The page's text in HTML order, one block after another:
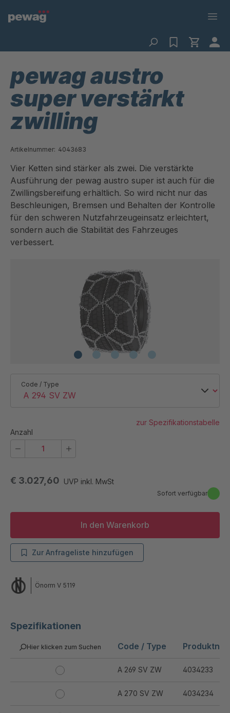
Spezifikationen
Hier klicken zum Suchen Code / Type
A 269 SV ZW 4034233
A 270 SV ZW 4034234
pewag austro
super verstärkt
zwilling
Artikelnummer: 4043683
Vier Ketten sind stärker als zwei. Die verstärkte
Ausführung der pewag austro super ist auch für die
Zwillingsbereifung erhältlich. So wird nicht nur das
Beschleunigen, Bremsen und Behalten der Kontrolle
für den schweren Nutzfahrzeugeinsatz erleichtert,
sondern auch die Stabilität des Fahrzeuges
verbessert.
€ 3.027,60 UVP inkl. MwSt
Sofort verfügbar
Code / Type
zur Spezifikationstabelle
Anzahl
In den Warenkorb
Zur Anfrageliste hinzufügen
Önorm V 5119